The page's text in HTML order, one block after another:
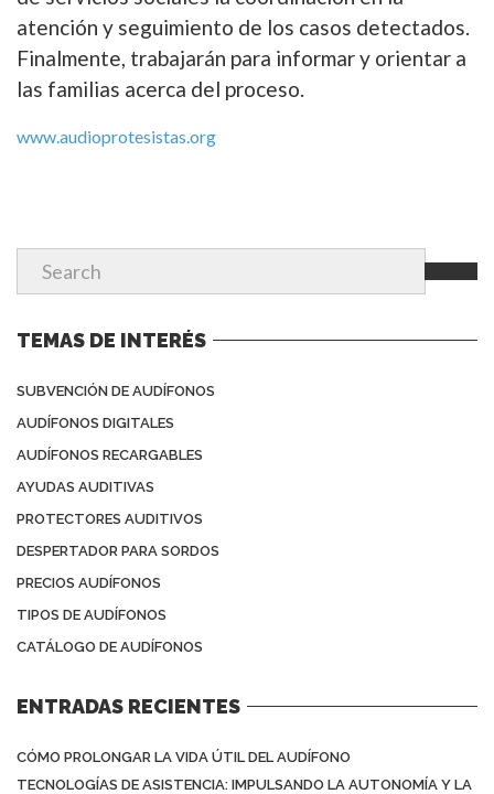
atención y seguimiento de los casos detectados.
Finalmente, trabajarán para informar y orientar a
las familias acerca del proceso.
www.audioprotesistas.org
TEMAS DE INTERÉS
SUBVENCIÓN DE AUDÍFONOS
AUDÍFONOS DIGITALES
AUDÍFONOS RECARGABLES
AYUDAS AUDITIVAS
PROTECTORES AUDITIVOS
DESPERTADOR PARA SORDOS
PRECIOS AUDÍFONOS
TIPOS DE AUDÍFONOS
CATÁLOGO DE AUDÍFONOS
ENTRADAS RECIENTES
CÓMO PROLONGAR LA VIDA ÚTIL DEL AUDÍFONO
TECNOLOGÍAS DE ASISTENCIA: IMPULSANDO LA AUTONOMÍA Y LA